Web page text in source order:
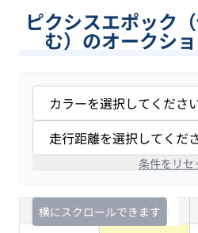
ピクシスエポック
む）のオークシ
条件をリセ
横にスクロールできます
査定時期 セルカ実績